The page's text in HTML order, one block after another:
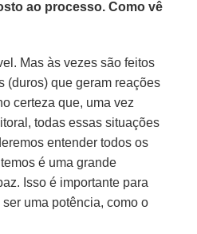
ao processo. Como vê
Mas às vezes são feitos
(duros) que geram reações
certeza que, uma vez
todas essas situações
entender todos os
é uma grande
Isso é importante para
uma potência, como o